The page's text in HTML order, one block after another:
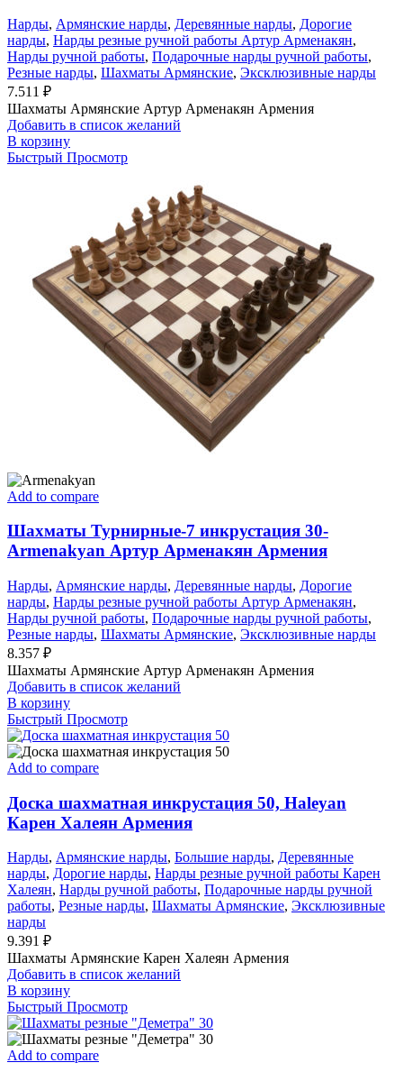
Нарды, Армянские нарды, Деревянные нарды, Дорогие
нарды, Нарды резные ручной работы Артур Арменакян,
Нарды ручной работы, Подарочные нарды ручной работы,
Резные нарды, Шахматы Армянские, Эксклюзивные нарды
7.511 ₽
Шахматы Армянские Артур Арменакян Армения
Добавить в список желаний
В корзину
Быстрый Просмотр
Add to compare
Шахматы Турнирные-7 инкрустация 30-
Armenakyan Артур Арменакян Армения
Нарды, Армянские нарды, Деревянные нарды, Дорогие
нарды, Нарды резные ручной работы Артур Арменакян,
Нарды ручной работы, Подарочные нарды ручной работы,
Резные нарды, Шахматы Армянские, Эксклюзивные нарды
8.357 ₽
Шахматы Армянские Артур Арменакян Армения
Добавить в список желаний
В корзину
Быстрый Просмотр
Add to compare
Доска шахматная инкрустация 50, Haleyan
Карен Халеян Армения
Нарды, Армянские нарды, Большие нарды, Деревянные
нарды, Дорогие нарды, Нарды резные ручной работы Карен
Халеян, Нарды ручной работы, Подарочные нарды ручной
работы, Резные нарды, Шахматы Армянские, Эксклюзивные
нарды
9.391 ₽
Шахматы Армянские Карен Халеян Армения
Добавить в список желаний
В корзину
Быстрый Просмотр
Add to compare